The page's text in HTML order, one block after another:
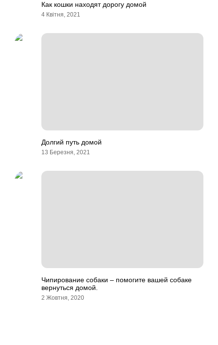
Как кошки находят дорогу домой
4 Квітня, 2021
Долгий путь домой
13 Березня, 2021
Чипирование собаки – помогите вашей собаке
вернуться домой.
2 Жовтня, 2020